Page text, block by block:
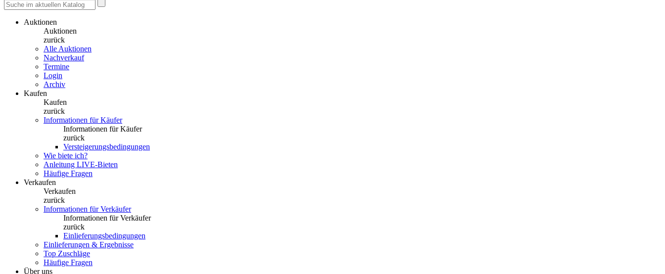
Auktionen
Auktionen
zurück
Alle Auktionen
Nachverkauf
Termine
Login
Archiv
Kaufen
Kaufen
zurück
Informationen für Käufer
Informationen für Käufer
zurück
Versteigerungsbedingungen
Wie biete ich?
Anleitung LIVE-Bieten
Häufige Fragen
Verkaufen
Verkaufen
zurück
Informationen für Verkäufer
Informationen für Verkäufer
zurück
Einlieferungsbedingungen
Einlieferungen & Ergebnisse
Top Zuschläge
Häufige Fragen
Über uns